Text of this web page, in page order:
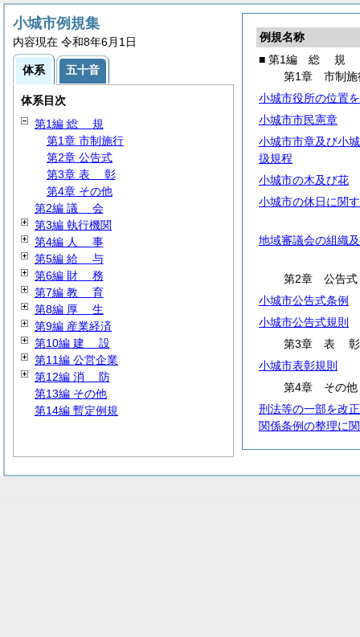
例規名称
■ 第1編 総 規
第1章 市制施
小城市役所の位置
小城市市民憲章
小城市市章及び小
扱規程
小城市の木及び花
小城市の休日に関
地域審議会の組織
第2章 公告式
小城市公告式条例
小城市公告式規則
第3章 表彰
小城市表彰規則
第4章 その他
刑法等の一部を改
関係条例の整理に
小城市例規集
内容現在 令和8年6月1日
体系 五十音
体系目次
第1編 総 規
第1章 市制施行
第2章 公告式
第3章 表 彰
第4章 その他
第2編 議 会
第3編 執行機関
第4編 人 事
第5編 給 与
第6編 財 務
第7編 教 育
第8編 厚 生
第9編 産業経済
第10編 建 設
第11編 公営企業
第12編 消 防
第13編 その他
第14編 暫定例規